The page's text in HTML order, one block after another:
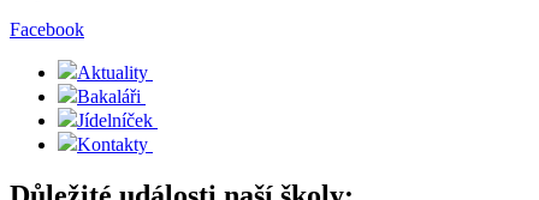
Facebook
Aktuality
Bakaláři
Jídelníček
Kontakty